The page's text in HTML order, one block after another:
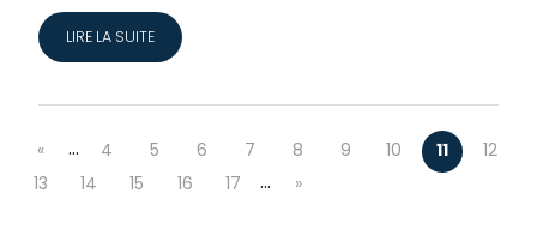
LIRE LA SUITE
« … 4 5 6 7 8 9 10 11
12
13
14 15 16 17 … »